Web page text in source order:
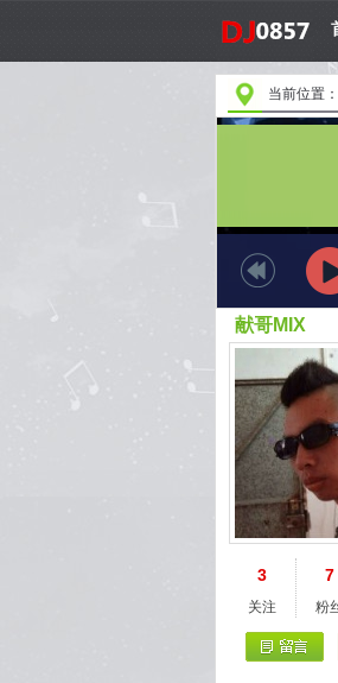
当前位置：
献哥MIX
3
关注
7
粉